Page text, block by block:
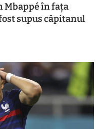
Mbappé în fața
supus căpitanul